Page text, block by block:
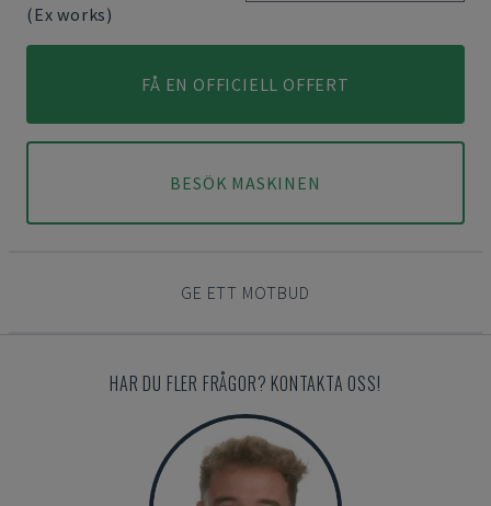
(Ex works)
FÅ EN OFFICIELL OFFERT
BESÖK MASKINEN
GE ETT MOTBUD
HAR DU FLER FRÅGOR? KONTAKTA OSS!